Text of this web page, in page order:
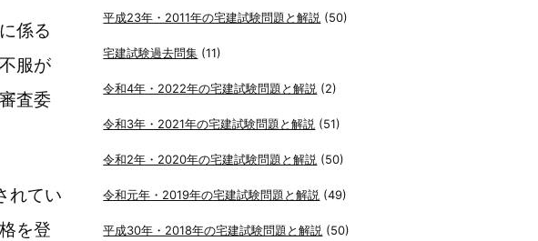
係る
服が
査委
れてい
を登
平成23年・2011年の宅建試験問題と解説 (50)
宅建試験過去問集 (11)
令和4年・2022年の宅建試験問題と解説 (2)
令和3年・2021年の宅建試験問題と解説 (51)
令和2年・2020年の宅建試験問題と解説 (50)
令和元年・2019年の宅建試験問題と解説 (49)
平成30年・2018年の宅建試験問題と解説 (50)